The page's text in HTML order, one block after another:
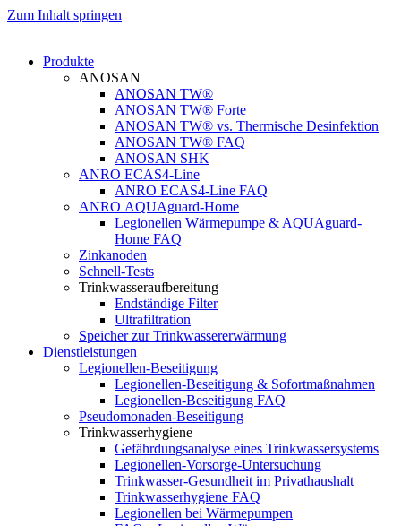
Zum Inhalt springen
Produkte
ANOSAN
ANOSAN TW®
ANOSAN TW® Forte
ANOSAN TW® vs. Thermische Desinfektion
ANOSAN TW® FAQ
ANOSAN SHK
ANRO ECAS4-Line
ANRO ECAS4-Line FAQ
ANRO AQUAguard-Home
Legionellen Wärmepumpe & AQUAguard-
Home FAQ
Zinkanoden
Schnell-Tests
Trinkwasseraufbereitung
Endständige Filter
Ultrafiltration
Speicher zur Trinkwassererwärmung
Dienstleistungen
Legionellen-Beseitigung
Legionellen-Beseitigung & Sofortmaßnahmen
Legionellen-Beseitigung FAQ
Pseudomonaden-Beseitigung
Trinkwasserhygiene
Gefährdungsanalyse eines Trinkwassersystems
Legionellen-Vorsorge-Untersuchung
Trinkwasser-Gesundheit im Privathaushalt
Trinkwasserhygiene FAQ
Legionellen bei Wärmepumpen